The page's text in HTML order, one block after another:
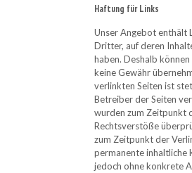
Haftung für Links
Unser Angebot enthält
Dritter, auf deren
haben. Deshalb
keine Gewähr
verlinkten Seiten ist
Betreiber der Seiten
wurden zum Zeitpunkt
Rechtsverstöße
zum Zeitpunkt der
permanente inhaltliche
jedoch ohne konkrete